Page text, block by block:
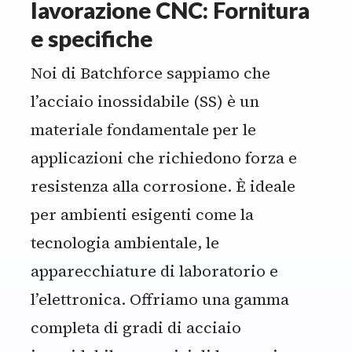
sua durata e alla resistenza alla
corrosione.
a lavorazioni di precisione e a
componenti complessi.
lavorazione CNC: Fornitura
e specifiche
Noi di Batchforce sappiamo che
l’acciaio inossidabile (SS) è un
materiale fondamentale per le
applicazioni che richiedono forza e
resistenza alla corrosione. È ideale
per ambienti esigenti come la
tecnologia ambientale, le
apparecchiature di laboratorio e
l’elettronica. Offriamo una gamma
completa di gradi di acciaio